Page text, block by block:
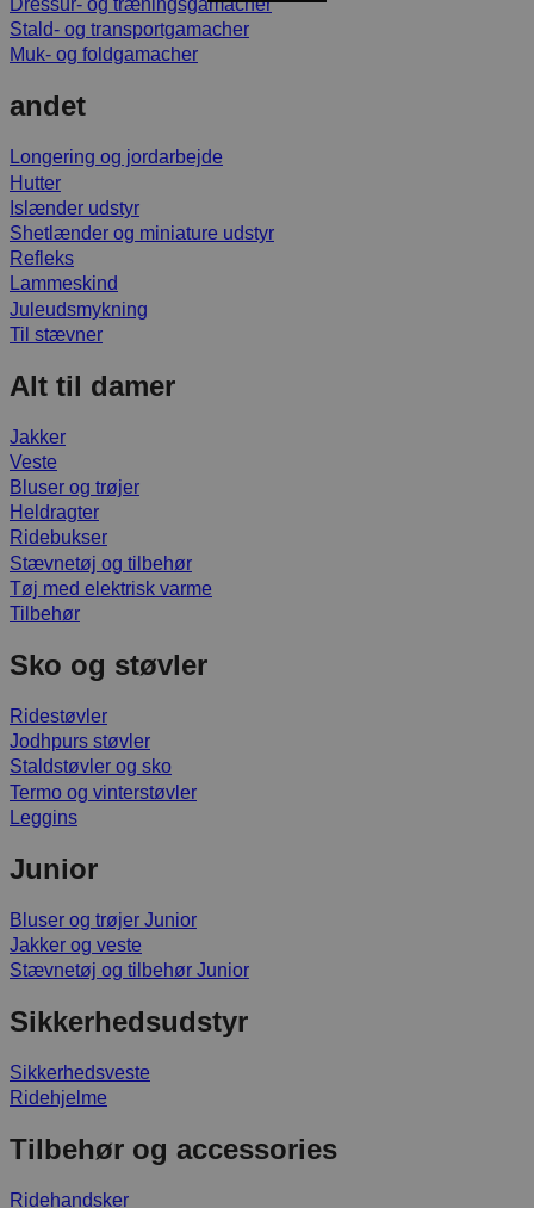
Dressur- og træningsgamacher
Stald- og transportgamacher
Muk- og foldgamacher
andet
Longering og jordarbejde
Hutter
Islænder udstyr
Shetlænder og miniature udstyr
Refleks
Lammeskind
Juleudsmykning
Til stævner
Alt til damer
Jakker
Veste
Bluser og trøjer
Heldragter
Ridebukser
Stævnetøj og tilbehør
Tøj med elektrisk varme
Tilbehør
Sko og støvler
Ridestøvler
Jodhpurs støvler
Staldstøvler og sko
Termo og vinterstøvler
Leggins
Junior
Bluser og trøjer Junior
Jakker og veste
Stævnetøj og tilbehør Junior
Sikkerhedsudstyr
Sikkerhedsveste
Ridehjelme
Tilbehør og accessories
Ridehandsker